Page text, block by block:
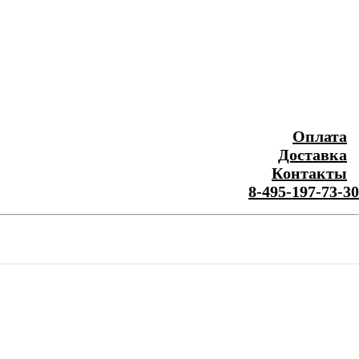
Оплата
Доставка
Контакты
8-495-197-73-30